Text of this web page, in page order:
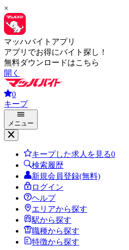
×
マッハバイトアプリ
アプリでお得にバイト探し！
無料ダウンロードはこちら
開く
0
キープ
メニュー
キープした求人を見る0
検索履歴
新規会員登録(無料)
ログイン
ヘルプ
エリアから探す
駅から探す
職種から探す
特徴から探す